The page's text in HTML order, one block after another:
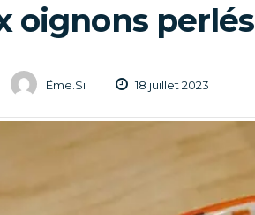
oignons perlés
Ëme.Si 18 juillet 2023